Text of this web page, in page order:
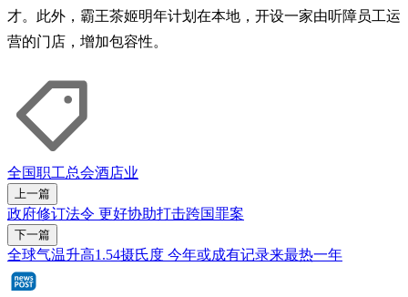
才。此外，霸王茶姬明年计划在本地，开设一家由听障员工运
营的门店，增加包容性。
全国职工总会酒店业
上一篇
政府修订法令 更好协助打击跨国罪案
下一篇
全球气温升高1.54摄氏度 今年或成有记录来最热一年